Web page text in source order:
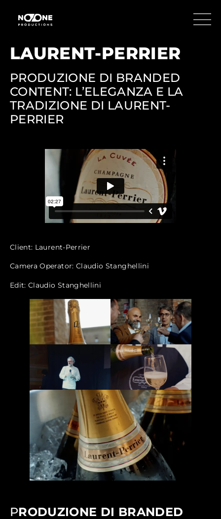
LAURENT-PERRIER
PRODUZIONE DI BRANDED
CONTENT: L’ELEGANZA E LA
TRADIZIONE DI LAURENT-
PERRIER
Client: Laurent-Perrier
Camera Operator: Claudio Stanghellini
Edit: Claudio Stanghellini
PRODUZIONE DI BRANDED